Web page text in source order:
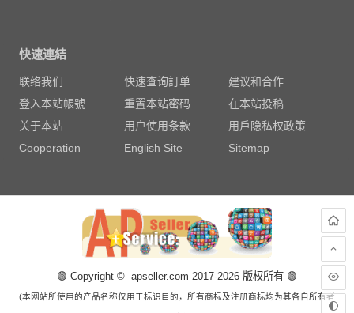
快速連結
联络我们 快速查询訂单
建议和合作
登入本站帳號
重置本站密码
在本站投稿
关于本站
用户使用条款
用戶隐私权政策
Cooperation
English Site Sitemap
🟢 Copyright © apseller.com 2017-2026 版权所有 🟢
(本网站所使用的产品名称仅用于标识目的，所有商标及注册商标均为其各自所有者